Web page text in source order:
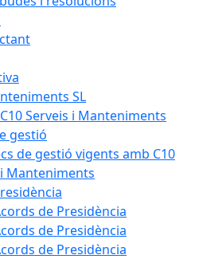
SL
Serveis i Manteniments
gestió
de gestió vigents amb C10
Manteniments
de Presidència
de Presidència
de Presidència